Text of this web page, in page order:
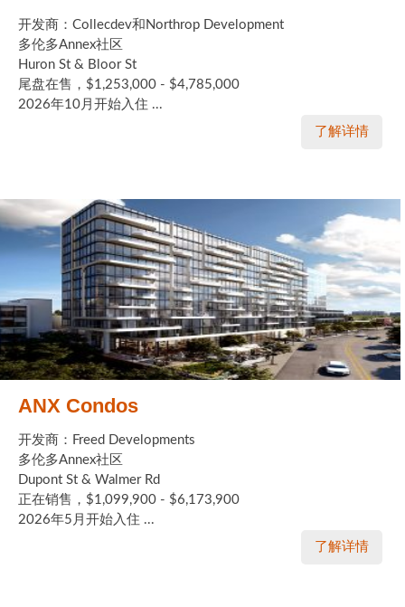
开发商：Collecdev和Northrop Development
多伦多Annex社区
Huron St & Bloor St
尾盘在售，$1,253,000 - $4,785,000
2026年10月开始入住 ...
了解详情
ANX Condos
开发商：Freed Developments
多伦多Annex社区
Dupont St & Walmer Rd
正在销售，$1,099,900 - $6,173,900
2026年5月开始入住 ...
了解详情